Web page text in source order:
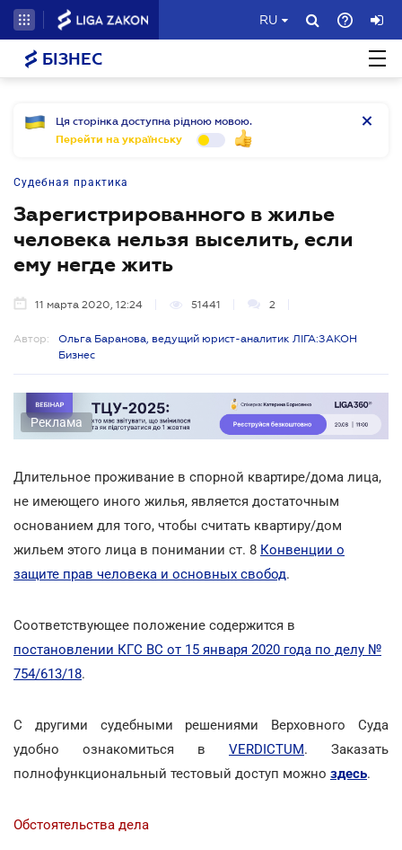
RU
БІЗНЕС
Ця сторінка доступна рідною мовою.
Перейти на українську
Судебная практика
Зарегистрированного в жилье
человека нельзя выселить, если
ему негде жить
11 марта 2020, 12:24 51441 2
Автор:
Ольга Баранова, ведущий юрист-аналитик ЛІГА:ЗАКОН
Бизнес
Реклама
Длительное проживание в спорной квартире/дома лица,
не имеющего иного жилья, является достаточным
основанием для того, чтобы считать квартиру/дом
жильем этого лица в понимании ст. 8 Конвенции о
защите прав человека и основных свобод.
Соответствующее положение содержится в
постановлении КГС ВС от 15 января 2020 года по делу №
754/613/18.
С другими судебными решениями Верховного Суда
удобно ознакомиться в VERDICTUM. Заказать
полнофункциональный тестовый доступ можно здесь.
Обстоятельства дела